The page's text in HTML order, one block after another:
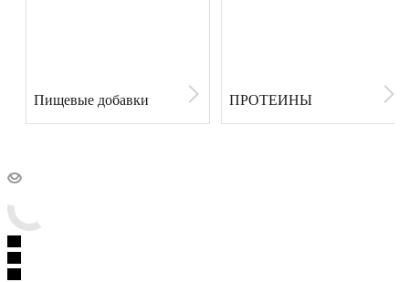
Пищевые добавки ПРОТЕИНЫ